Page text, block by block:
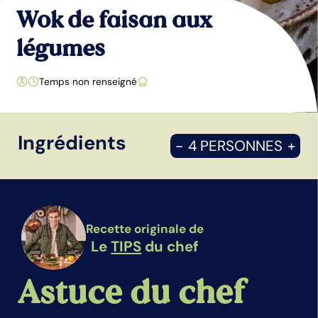
Wok de faisan aux
légumes
Temps non renseigné
Ingrédients - 4 PERSONNES +
Recette originale de
LeTIPS du chef
Astuce du chef